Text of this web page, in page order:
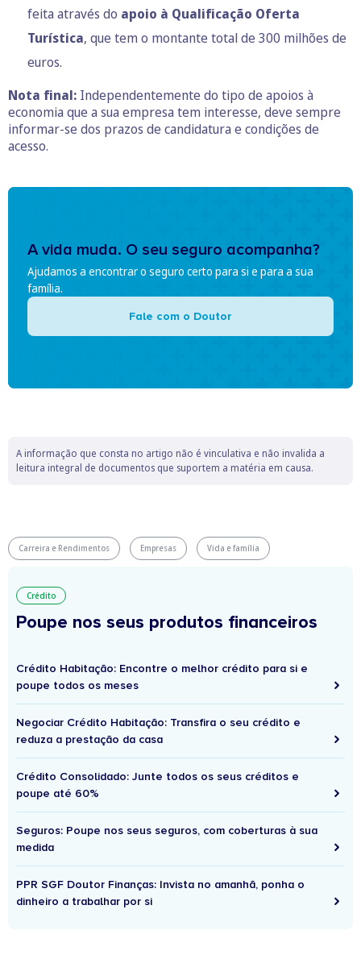
feita através do apoio à Qualificação Oferta
Turística, que tem o montante total de 300 milhões de
euros.
Nota final: Independentemente do tipo de apoios à
economia que a sua empresa tem interesse, deve sempre
informar-se dos prazos de candidatura e condições de
acesso.
A vida muda. O seu seguro acompanha?
Ajudamos a encontrar o seguro certo para si e para a sua
família.
Fale com o Doutor
A informação que consta no artigo não é vinculativa e não invalida a
leitura integral de documentos que suportem a matéria em causa.
Carreira e Rendimentos Empresas Vida e família
Crédito
Poupe nos seus produtos financeiros
Crédito Habitação: Encontre o melhor crédito para si e
poupe todos os meses
Negociar Crédito Habitação: Transfira o seu crédito e
reduza a prestação da casa
Crédito Consolidado: Junte todos os seus créditos e
poupe até 60%
Seguros: Poupe nos seus seguros, com coberturas à sua
medida
PPR SGF Doutor Finanças: Invista no amanhã, ponha o
dinheiro a trabalhar por si